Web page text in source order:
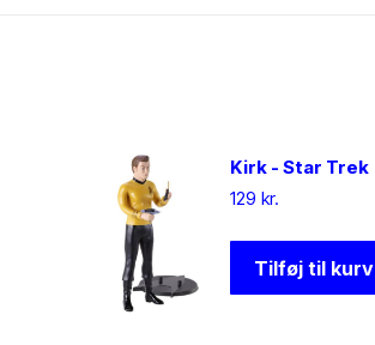
Kirk - Star Trek
129kr.
Tilføj til kurv